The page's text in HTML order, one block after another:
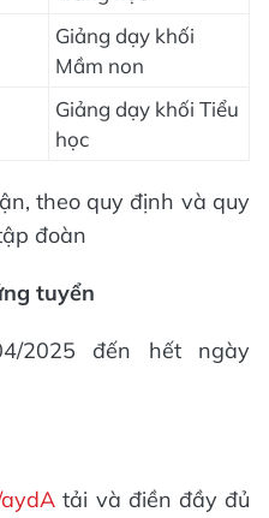
Giảng dạy khối
Mầm non
Giảng dạy khối Tiểu
học
theo quy định và quy
đoàn
tuyển
2025 đến hết ngày
tải và điền đầy đủ